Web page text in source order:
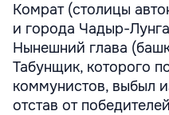
Комрат (столицы
и города Чадыр-
Нынешний глава
Табунщик, которого
коммунистов, выбыл
отстав от